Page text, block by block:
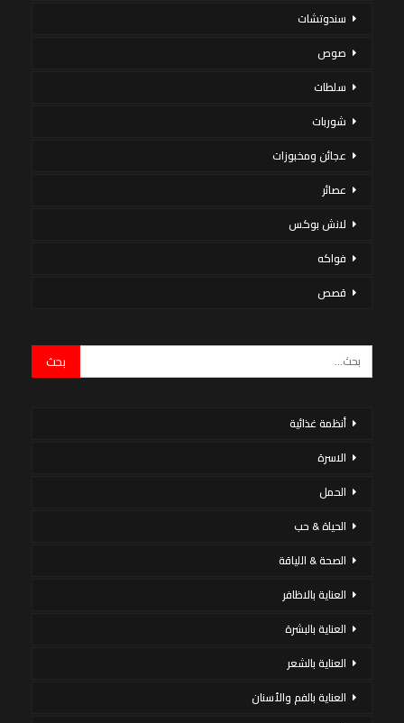
سندوتشات
صوص
سلطات
شوربات
عجائن ومخبوزات
عصائر
لانش بوكس
فواكه
قصص
أنظمة غذائية
الاسرة
الحمل
الحياة & حب
الصحة & اللياقة
العناية بالاظافر
العناية بالبشرة
العناية بالشعر
العناية بالفم والأسنان